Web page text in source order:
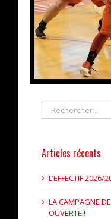
Rechercher
Articles récents
L’EFFECTIF 2026/
LA CAMPAGNE
OUVERTE !